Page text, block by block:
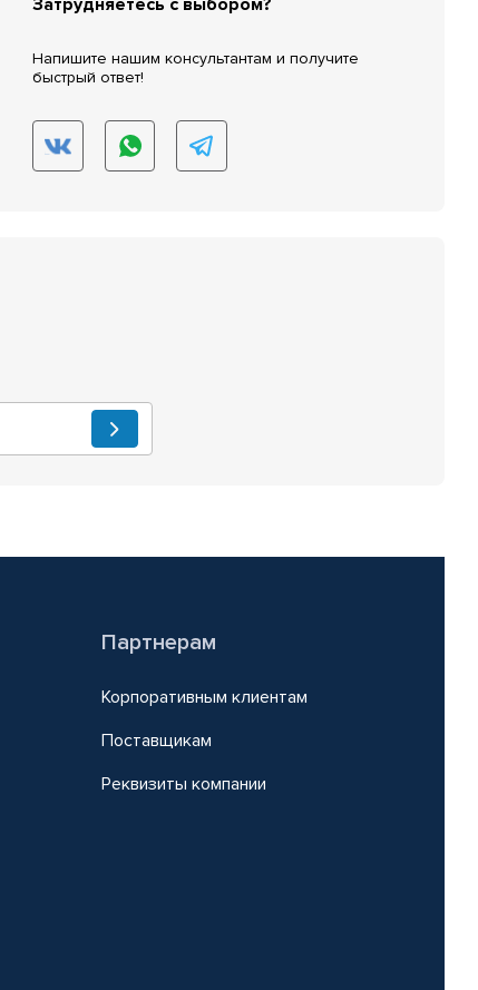
Напишите нашим консультантам и получите
быстрый ответ!
Партнерам
Корпоративным клиентам
Поставщикам
Реквизиты компании